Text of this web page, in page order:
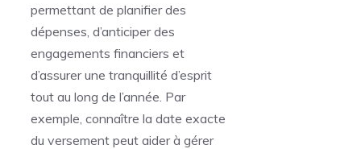
permettant de planifier des
dépenses, d’anticiper des
engagements financiers et
d’assurer une tranquillité d’esprit
tout au long de l’année. Par
exemple, connaître la date exacte
du versement peut aider à gérer